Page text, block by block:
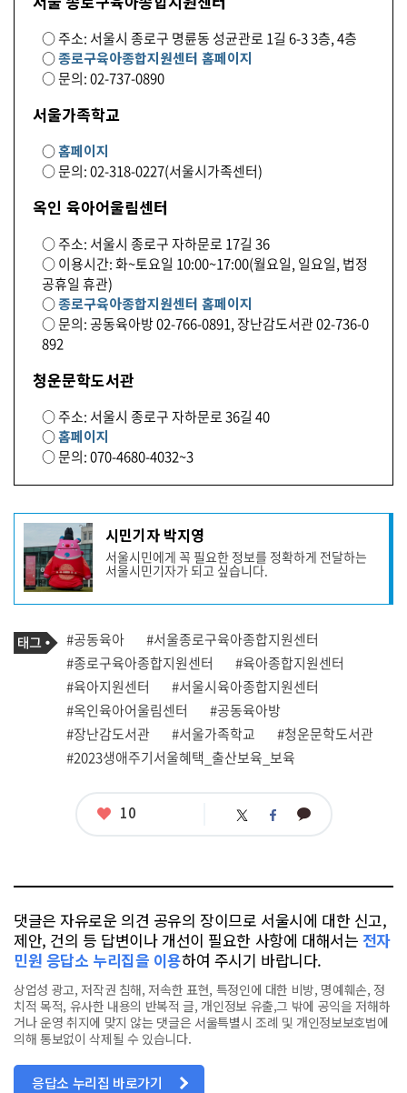
○ 주소: 서울시 종로구 명륜동 성균관로 1길 6-3 3층, 4층
○종로구육아종합지원센터 홈페이지
○ 문의: 02-737-0890
서울가족학교
○홈페이지
○ 문의: 02-318-0227(서울시가족센터)
옥인 육아어울림센터
○ 주소: 서울시 종로구 자하문로 17길 36
○ 이용시간: 화~토요일 10:00~17:00(월요일, 일요일, 법정
공휴일 휴관)
○종로구육아종합지원센터 홈페이지
○ 문의: 공동육아방 02-766-0891, 장난감도서관 02-736-0
892
청운문학도서관
○ 주소: 서울시 종로구 자하문로 36길 40
○홈페이지
○ 문의: 070-4680-4032~3
기
사
작
성
자
프
필
시민기자 박지영
서울시민에게 꼭 필요한 정보를 정확하게 전달하는
서울시민기자가 되고 싶습니다.
기
사
관
련
태
그
태
그
#공동육아
#서울종로구육아종합지원센터
#종로구육아종합지원센터
#육아종합지원센터
#육아지원센터
#서울시육아종합지원센터
#옥인육아어울림센터
#공동육아방
#장난감도서관
#서울가족학교
#청운문학도서관
#2023생애주기서울혜택_출산보육_보육
좋
10 트 페 카
댓글은 자유로운 의견 공유의 장이므로 서울시에 대한 신고,
제안, 건의 등 답변이나 개선이 필요한 사항에 대해서는 전자
민원 응답소 누리집을 이용하여 주시기 바랍니다.
상업성 광고, 저작권 침해, 저속한 표현, 특정인에 대한 비방, 명예훼손, 정
치적 목적, 유사한 내용의 반복적 글, 개인정보 유출,그 밖에 공익을 저해하
거나 운영 취지에 맞지 않는 댓글은 서울특별시 조례 및 개인정보보호법에
의해 통보없이 삭제될 수 있습니다.
응답소 누리집 바로가기